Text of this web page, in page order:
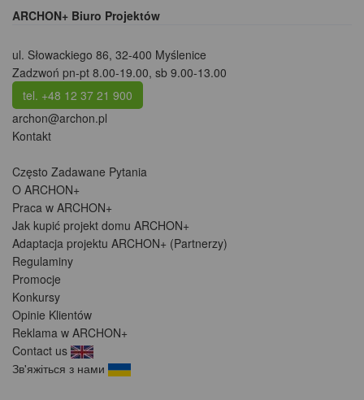
ARCHON+ Biuro Projektów
ul. Słowackiego 86, 32-400 Myślenice
Zadzwoń pn-pt 8.00-19.00, sb 9.00-13.00
tel. +48 12 37 21 900
archon@archon.pl
Kontakt
Często Zadawane Pytania
O ARCHON+
Praca w ARCHON+
Jak kupić projekt domu ARCHON+
Adaptacja projektu ARCHON+ (Partnerzy)
Regulaminy
Promocje
Konkursy
Opinie Klientów
Reklama w ARCHON+
Contact us
Зв'яжіться з нами